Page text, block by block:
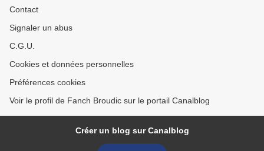
Contact
Signaler un abus
C.G.U.
Cookies et données personnelles
Préférences cookies
Voir le profil de Fanch Broudic sur le portail Canalblog
Créer un blog sur Canalblog